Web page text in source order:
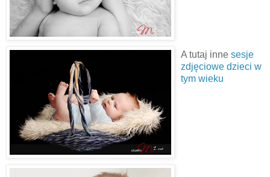
A tutaj inne sesje
zdjęciowe dzieci w
tym wieku